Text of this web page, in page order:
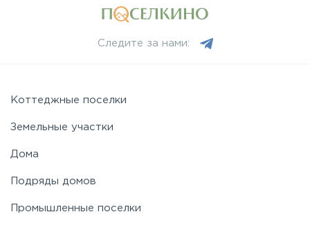
Новорижское
Носовихинское
Следите за нами:
Коттеджные поселки
Земельные участки
Дома
Подряды домов
Промышленные поселки